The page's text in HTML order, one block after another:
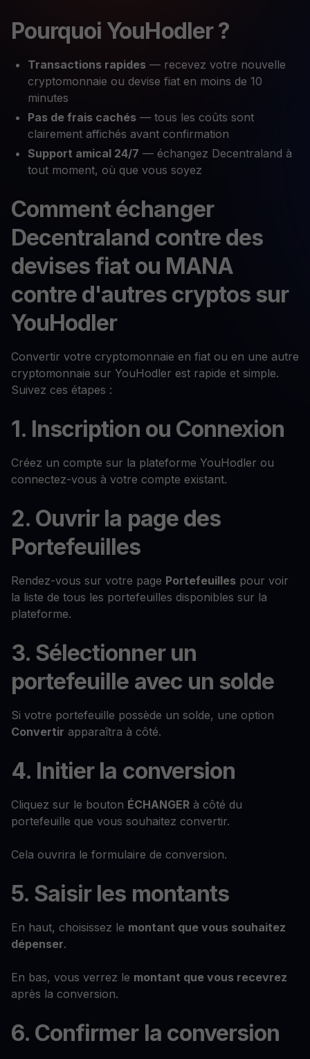
Pourquoi YouHodler ?
Transactions rapides — recevez votre nouvelle
cryptomonnaie ou devise fiat en moins de 10
minutes
Pas de frais cachés — tous les coûts sont
clairement affichés avant confirmation
Support amical 24/7 — échangez Decentraland à
tout moment, où que vous soyez
Comment échanger
Decentraland contre des
devises fiat ou MANA
contre d'autres cryptos sur
YouHodler
Convertir votre cryptomonnaie en fiat ou en une autre
cryptomonnaie sur YouHodler est rapide et simple.
Suivez ces étapes :
1. Inscription ou Connexion
Créez un compte sur la plateforme YouHodler ou
connectez-vous à votre compte existant.
2. Ouvrir la page des
Portefeuilles
Rendez-vous sur votre page Portefeuilles pour voir
la liste de tous les portefeuilles disponibles sur la
plateforme.
3. Sélectionner un
portefeuille avec un solde
Si votre portefeuille possède un solde, une option
Convertir apparaîtra à côté.
4. Initier la conversion
Cliquez sur le bouton ÉCHANGER à côté du
portefeuille que vous souhaitez convertir.
Cela ouvrira le formulaire de conversion.
5. Saisir les montants
En haut, choisissez le montant que vous souhaitez
dépenser.
En bas, vous verrez le montant que vous recevrez
après la conversion.
6. Confirmer la conversion